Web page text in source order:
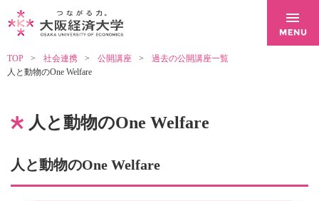
TOP 社会連携 公開講座
過去の公開講座一覧
人と動物のOne Welfare
人と動物のOne Welfare
人と動物のOne Welfare